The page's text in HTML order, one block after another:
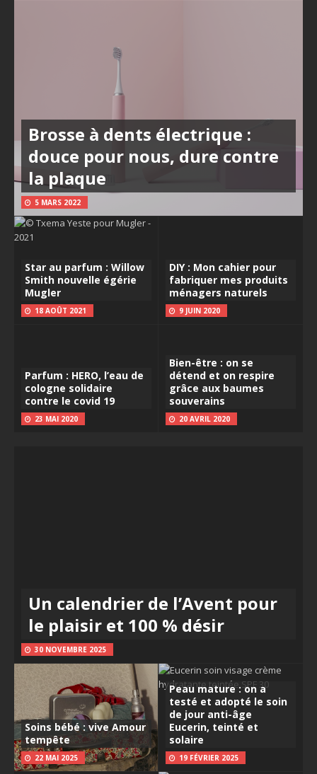
Brosse à dents électrique :
douce pour nous, dure contre
la plaque
5 MARS 2022
Star au parfum : Willow
Smith nouvelle égérie
Mugler
18 AOÛT 2021
DIY : Mon cahier pour
fabriquer mes produits
ménagers naturels
9 JUIN 2020
Parfum : HERO, l’eau de
cologne solidaire
contre le covid 19
23 MAI 2020
Bien-être : on se
détend et on respire
grâce aux baumes
souverains
20 AVRIL 2020
Un calendrier de l’Avent pour
le plaisir et 100 % désir
30 NOVEMBRE 2025
Soins bébé : vive Amour
tempête
22 MAI 2025
Peau mature : on a
testé et adopté le soin
de jour anti-âge
Eucerin, teinté et
solaire
19 FÉVRIER 2025